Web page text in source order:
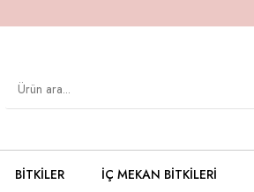
BITKILER İÇ MEKAN BITKILERI